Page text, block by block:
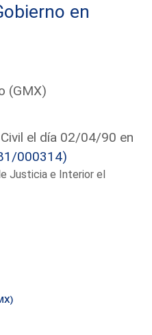
en
(GMX)
el día 02/04/90 en
000314)
Justicia e Interior el